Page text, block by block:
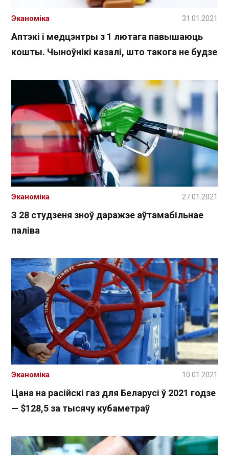
Аптэкі і медцэнтры з 1 лютага павышаюць
кошты. Чыноўнікі казалі, што такога не будзе
Эканоміка 31.01.2021
З 28 студзеня зноў даражэе аўтамабільнае
паліва
Эканоміка 27.01.2021
Цана на расійскі газ для Беларусі ў 2021 годзе
— $128,5 за тысячу кубаметраў
Эканоміка 10.01.2021